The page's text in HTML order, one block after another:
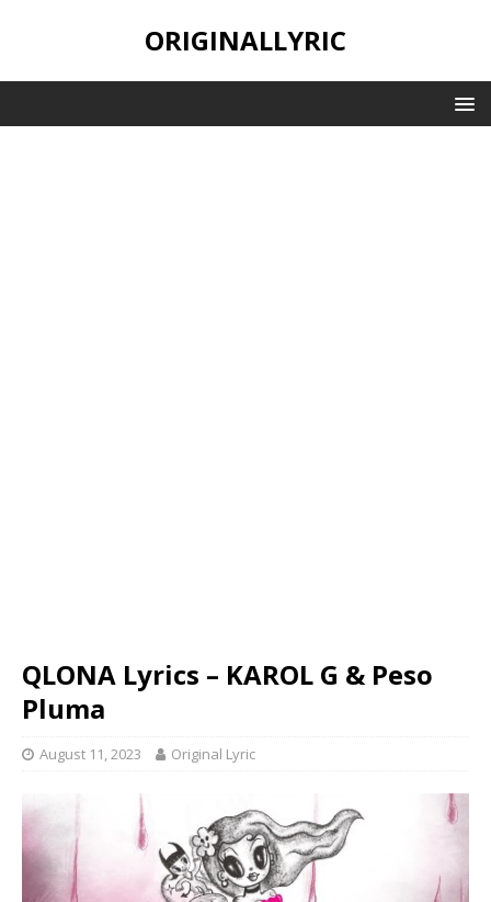
ORIGINALLYRIC
QLONA Lyrics – KAROL G & Peso
Pluma
August 11, 2023 Original Lyric